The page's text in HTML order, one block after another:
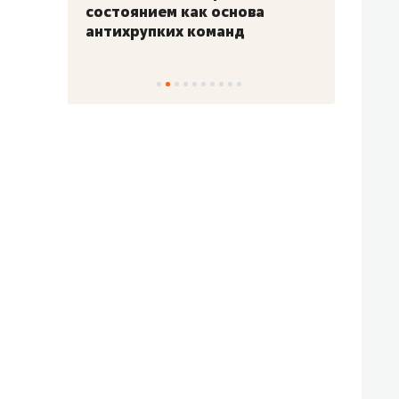
«Гонка Героев»